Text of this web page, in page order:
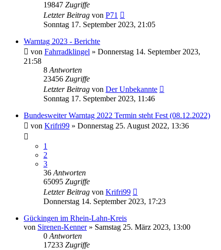
19847 Zugriffe
Letzter Beitrag von P71
Sonntag 17. September 2023, 21:05
Warntag 2023 - Berichte
von Fahrradklingel » Donnerstag 14. September 2023,
21:58
8 Antworten
23456 Zugriffe
Letzter Beitrag von Der Unbekannte
Sonntag 17. September 2023, 11:46
Bundesweiter Warntag 2022 Termin steht Fest (08.12.2022)
von Krifri99 » Donnerstag 25. August 2022, 13:36
1
2
3
36 Antworten
65095 Zugriffe
Letzter Beitrag von Krifri99
Donnerstag 14. September 2023, 17:23
Gückingen im Rhein-Lahn-Kreis
von Sirenen-Kenner» Samstag 25. März 2023, 13:00
0 Antworten
17233 Zugriffe